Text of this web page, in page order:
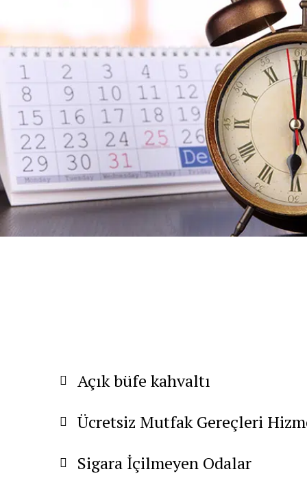
Açık büfe kahvaltı
Ücretsiz Mutfak Gereçleri
Sigara İçilmeyen Odalar